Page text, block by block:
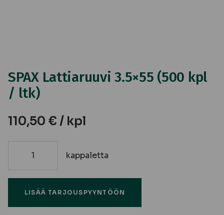
SPAX Lattiaruuvi 3.5×55 (500 kpl
/ ltk)
110,50 € / kpl
(500
kpl
kappaletta
LISÄÄ TARJOUSPYYNTÖÖN